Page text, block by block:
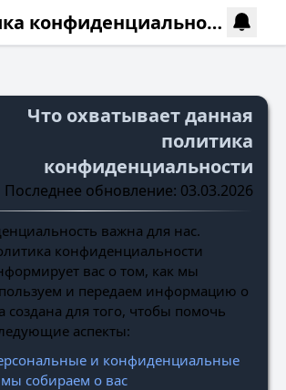
Политика конфиденциальности
Что охватывает данная
политика
конфиденциальности
Последнее обновление: 03.03.2026
важна для нас.
конфиденциальности
вас о том, как мы
и передаем информацию о
создана для того, чтобы помочь
аспекты:
и конфиденциальные
собираем о вас